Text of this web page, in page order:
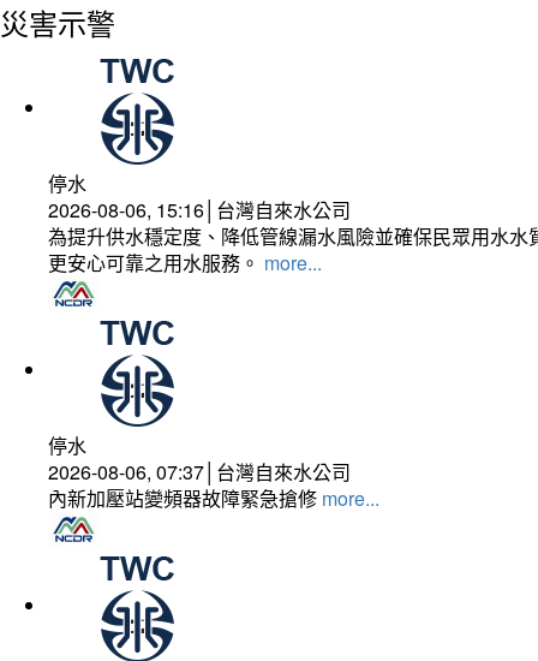
災害示警
停水
2026-08-06, 15:16│台灣自來水公司
為提升供水穩定度、降低管線漏水風險並確保民眾用水
更安心可靠之用水服務。 more...
停水
2026-08-06, 07:37│台灣自來水公司
內新加壓站變頻器故障緊急搶修 more...